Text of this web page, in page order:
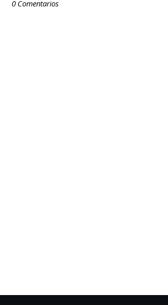
0 Comentarios